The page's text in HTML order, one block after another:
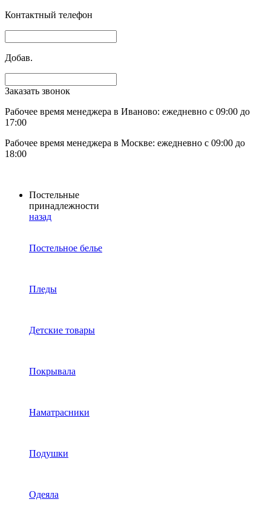
Контактный телефон
Добав.
Заказать звонок
Рабочее время менеджера в Иваново: ежедневно с 09:00 до
17:00
Рабочее время менеджера в Москве: ежедневно с 09:00 до
18:00
Постельные
принадлежности
назад
Постельное белье
Пледы
Детские товары
Покрывала
Наматрасники
Подушки
Одеяла